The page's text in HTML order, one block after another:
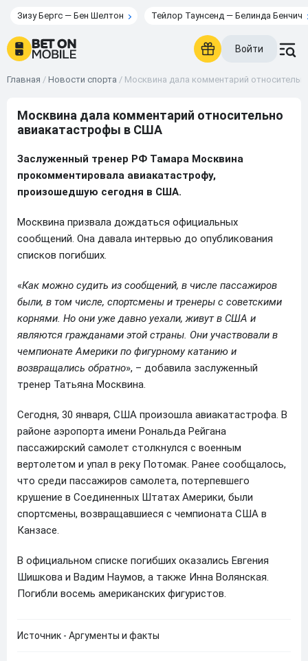
Зизу Бергс — Бен Шелтон Тейлор Таунсенд — Белинда Бенчич
Войти
Главная / Новости спорта / Москвина дала комментарий
Москвина дала комментарий относительно
авиакатастрофы в США
Заслуженный тренер РФ Тамара Москвина
прокомментировала авиакатастрофу,
произошедшую сегодня в США.
Москвина призвала дождаться официальных
сообщений. Она давала интервью до опубликования
списков погибших.
«Как можно судить из сообщений, в числе пассажиров
были, в том числе, спортсмены и тренеры с советскими
корнями. Но они уже давно уехали, живут в США и
являются гражданами этой страны. Они участвовали в
чемпионате Америки по фигурному катанию и
возвращались обратно», – добавила заслуженный
тренер Татьяна Москвина.
Сегодня, 30 января, США произошла авиакатастрофа. В
районе аэропорта имени Рональда Рейгана
пассажирский самолет столкнулся с военным
вертолетом и упал в реку Потомак. Ранее сообщалось,
что среди пассажиров самолета, потерпевшего
крушение в Соединенных Штатах Америки, были
спортсмены, возвращавшиеся с чемпионата США в
Канзасе.
В официальном списке погибших оказались Евгения
Шишкова и Вадим Наумов, а также Инна Волянская.
Погибли восемь американских фигуристов.
Источник - Аргументы и факты